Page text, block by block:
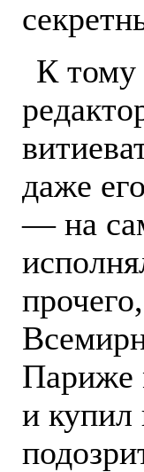
К тому
даже
— на
Париже
и купил